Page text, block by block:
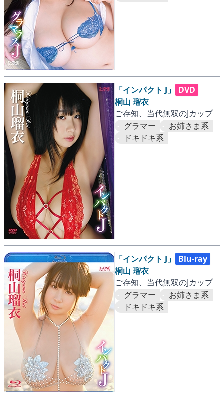
「インパクト J」
DVD
桐山 瑠衣
ご存知、当代無双のJカップ
グラマー
お姉さま系
ドキドキ系
「インパクト J」
Blu-ray
桐山 瑠衣
ご存知、当代無双のJカップ
グラマー
お姉さま系
ドキドキ系